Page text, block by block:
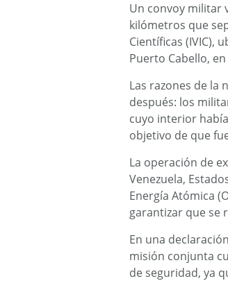
Un convoy militar
kilómetros que
Científicas (IVIC),
Puerto Cabello,
Las razones de la
después: los
cuyo interior
objetivo de que
La operación de
Venezuela,
Energía Atómica
garantizar que se
En una
misión conjunta
de seguridad, ya